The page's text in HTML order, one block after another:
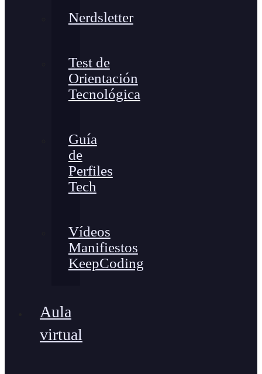
Nerdsletter
Test de
Orientación
Tecnológica
Guía
de
Perfiles
Tech
Vídeos
Manifiestos
KeepCoding
Aula
virtual